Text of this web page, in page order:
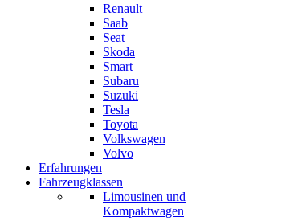
Renault
Saab
Seat
Skoda
Smart
Subaru
Suzuki
Tesla
Toyota
Volkswagen
Volvo
Erfahrungen
Fahrzeugklassen
Limousinen und
Kompaktwagen